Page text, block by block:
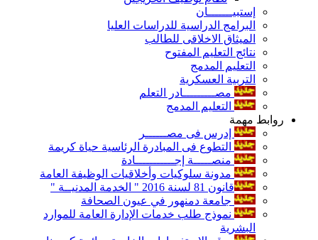
إستبيـــــــان
البرامج الدراسية للدراسات العليا
الميثاق الاخلاقى للطالب
نتائج التعليم المفتوح
التعليم المدمج
التربية العسكرية
مصـــــــــادر التعلم
التعليم المدمج
روابط مهمة
إدرس فى مصــــــر
التطوع فى المبادرة الرئاسية حياة كريمة
منصـــــة إجـــــــــــادة
مدونة سلوكيات وأخلاقيات الوظيفة العامة
قانون 81 لسنة 2016 " الخدمة المدنيــة "
جامعة دمنهور في عيون الصحافة
نموذج طلب خدمات الإدارة العامة للموارد
البشرية